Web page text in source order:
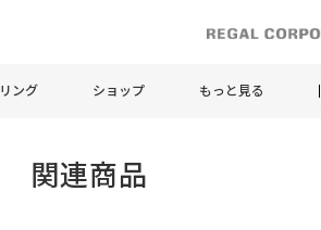
ング ショップ もっと見る
関連商品